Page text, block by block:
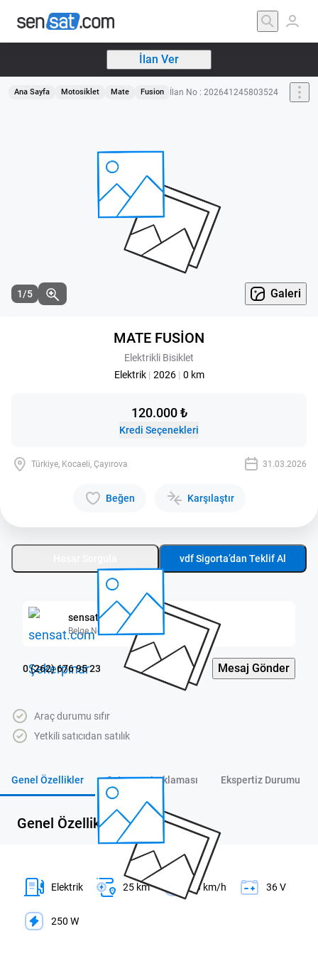
İlan Ver
Ana Sayfa Motosiklet Mate Fusion İlan No : 202641245803524
Genel Özellikler
Elektrik 25 km 80 km/h 36 V
250 W
1/5 Galeri
MATE FUSİON
Elektrikli Bisiklet
Elektrik | 2026 | 0 km
120.000 ₺
Kredi Seçenekleri
Türkiye, Kocaeli, Çayırova 31.03.2026
Beğen Karşılaştır
vdf Sigorta’dan Teklif Al
sensat.com Şekerpınar
Belge No: 4101745
0 (262) 676 95 23 Mesaj Gönder
Araç durumu sıfır
Yetkili satıcıdan satılık
Genel Özellikler Satıcının Açıklaması Ekspertiz Durumu